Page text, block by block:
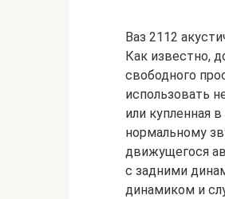
Ваз 2112
Как известно,
свободного
использовать
или купленная
нормальному
движущегося
с задними
динамиком и